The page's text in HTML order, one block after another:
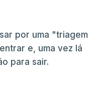
por uma "triagem
e, uma vez lá
para sair.